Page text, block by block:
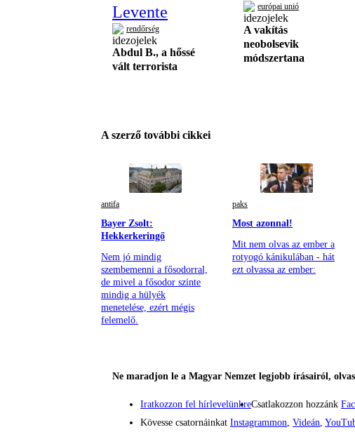
Levente
rendőrség
Abdul B., a hőssé
vált terrorista
európai unió
A vakítás
neobolsevik
módszertana
A szerző további cikkei
antifa
Bayer Zsolt:
Hekkerkeringő
Nem jó mindig
szembemenni a fősodorral,
de mivel a fősodor szinte
mindig a hülyék
menetelése, ezért mégis
felemelő.
paks
Most azonnal!
Mit nem olvas az ember a
rotyogó kánikulában - hát
ezt olvassa az ember:
Ne maradjon le a Magyar Nemzet legjobb írásairól,
Iratkozzon fel hírlevelünkreCsatlakozzon hozzánk
Kövesse csatornáinkat Instagrammon, Videán,